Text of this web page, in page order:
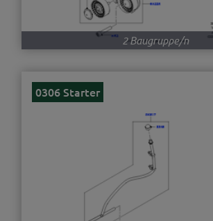
2 Baugruppe/n
0306 Starter